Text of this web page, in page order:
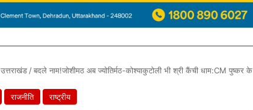
उत्तराखंड /बदले नाम!जोशीमठ अब ज्योतिर्मठ-कोश्याकुटोली भी श्री कैंची धाम:CM पुष्कर
राजनीति राष्ट्रीय